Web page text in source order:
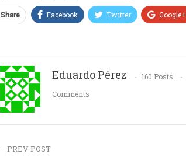
Share Facebook Twitter Google+
Eduardo Pérez 160 Posts
Comments
PREV POST